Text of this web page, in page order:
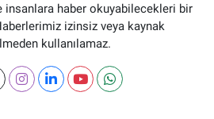
insanlara haber okuyabilecekleri bir
izinsiz veya kaynak
kullanılamaz.